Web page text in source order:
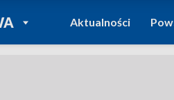
DO
REGIONY
Aktualności